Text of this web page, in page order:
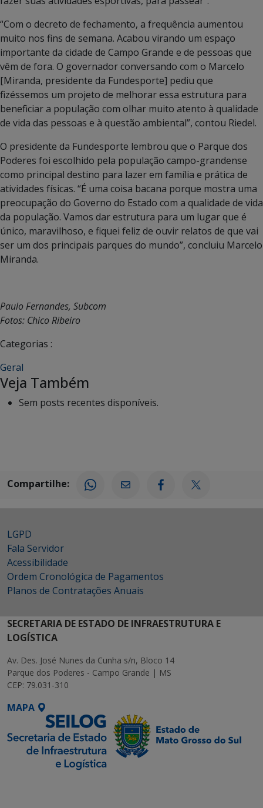
“Com o decreto de fechamento, a frequência aumentou
muito nos fins de semana. Acabou virando um espaço
importante da cidade de Campo Grande e de pessoas que
vêm de fora. O governador conversando com o Marcelo
[Miranda, presidente da Fundesporte] pediu que
fizéssemos um projeto de melhorar essa estrutura para
beneficiar a população com olhar muito atento à qualidade
de vida das pessoas e à questão ambiental”, contou Riedel.
O presidente da Fundesporte lembrou que o Parque dos
Poderes foi escolhido pela população campo-grandense
como principal destino para lazer em família e prática de
atividades físicas. “É uma coisa bacana porque mostra uma
preocupação do Governo do Estado com a qualidade de vida
da população. Vamos dar estrutura para um lugar que é
único, maravilhoso, e fiquei feliz de ouvir relatos de que vai
ser um dos principais parques do mundo”, concluiu Marcelo
Miranda.
Paulo Fernandes, Subcom
Fotos: Chico Ribeiro
Categorias :
Geral
Veja Também
Sem posts recentes disponíveis.
Compartilhe:
LGPD
Fala Servidor
Acessibilidade
Ordem Cronológica de Pagamentos
Planos de Contratações Anuais
SECRETARIA DE ESTADO DE INFRAESTRUTURA E
LOGÍSTICA
Av. Des. José Nunes da Cunha s/n, Bloco 14
Parque dos Poderes - Campo Grande | MS
CEP: 79.031-310
MAPA